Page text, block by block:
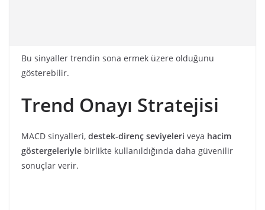
Bu sinyaller trendin sona ermek üzere olduğunu
gösterebilir.
Trend Onayı Stratejisi
MACD sinyalleri, destek-direnç seviyeleri veya hacim
göstergeleriyle birlikte kullanıldığında daha güvenilir
sonuçlar verir.